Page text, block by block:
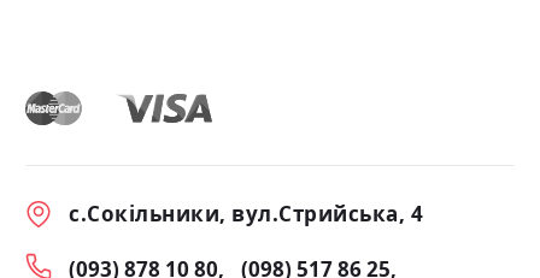
с.Сокільники, вул.Стрийська, 4
(093) 878 10 80
(098) 517 86 25